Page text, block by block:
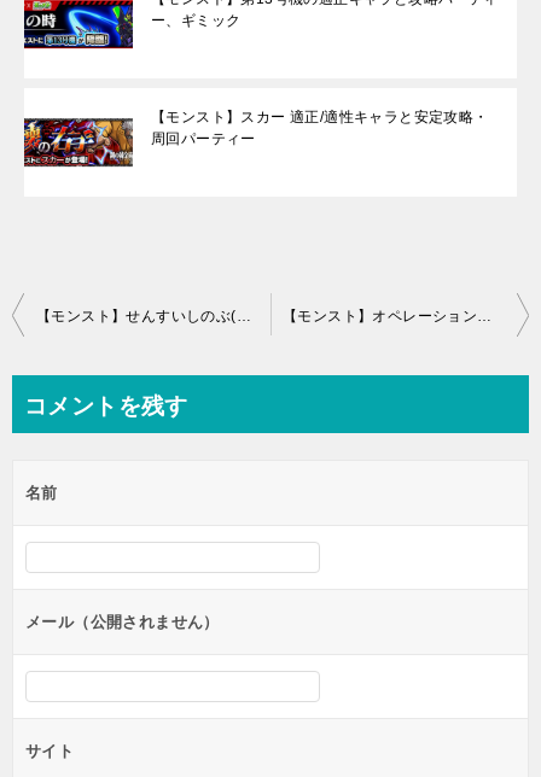
ー、ギミック
【モンスト】スカー 適正/適性キャラと安定攻略・
周回パーティー
投
ビ
ー
シ
ン
【モンスト】せんすいしのぶ(仙水忍)の攻略動画！難しい、勝てない人必見 【モンスト】オペレーションクラブ(究極)のギミック予想と解析攻略
コメントを残す
名前
メール（公開されません）
サイト